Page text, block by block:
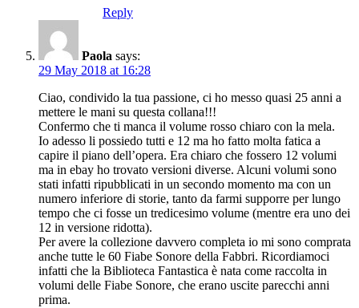
Reply
Paola says:
29 May 2018 at 16:28
Ciao, condivido la tua passione, ci ho messo quasi 25 anni a
mettere le mani su questa collana!!!
Confermo che ti manca il volume rosso chiaro con la mela.
Io adesso li possiedo tutti e 12 ma ho fatto molta fatica a
capire il piano dell’opera. Era chiaro che fossero 12 volumi
ma in ebay ho trovato versioni diverse. Alcuni volumi sono
stati infatti ripubblicati in un secondo momento ma con un
numero inferiore di storie, tanto da farmi supporre per lungo
tempo che ci fosse un tredicesimo volume (mentre era uno dei
12 in versione ridotta).
Per avere la collezione davvero completa io mi sono comprata
anche tutte le 60 Fiabe Sonore della Fabbri. Ricordiamoci
infatti che la Biblioteca Fantastica è nata come raccolta in
volumi delle Fiabe Sonore, che erano uscite parecchi anni
prima.